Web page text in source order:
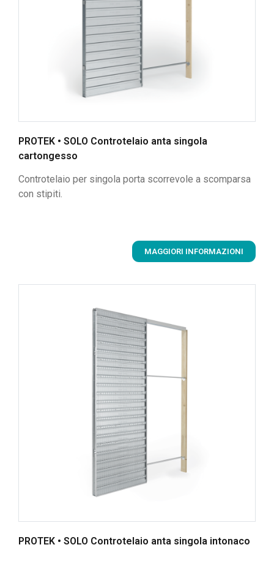
PROTEK • SOLO Controtelaio anta singola
cartongesso
Controtelaio per singola porta scorrevole a scomparsa
con stipiti.
MAGGIORI INFORMAZIONI
PROTEK • SOLO Controtelaio anta singola intonaco